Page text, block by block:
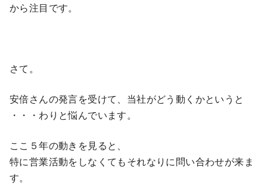
から注目です。
さて。
安倍さんの発言を受けて、当社がどう動くかというと
・・・わりと悩んでいます。
ここ５年の動きを見ると、
特に営業活動をしなくてもそれなりに問い合わせが来ま
す。